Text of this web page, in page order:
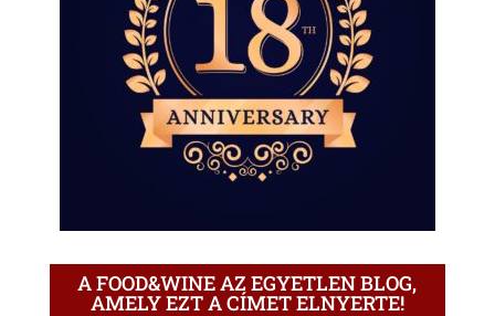
A FOOD&WINE AZ EGYETLEN BLOG,
AMELY EZT A CÍMET ELNYERTE!